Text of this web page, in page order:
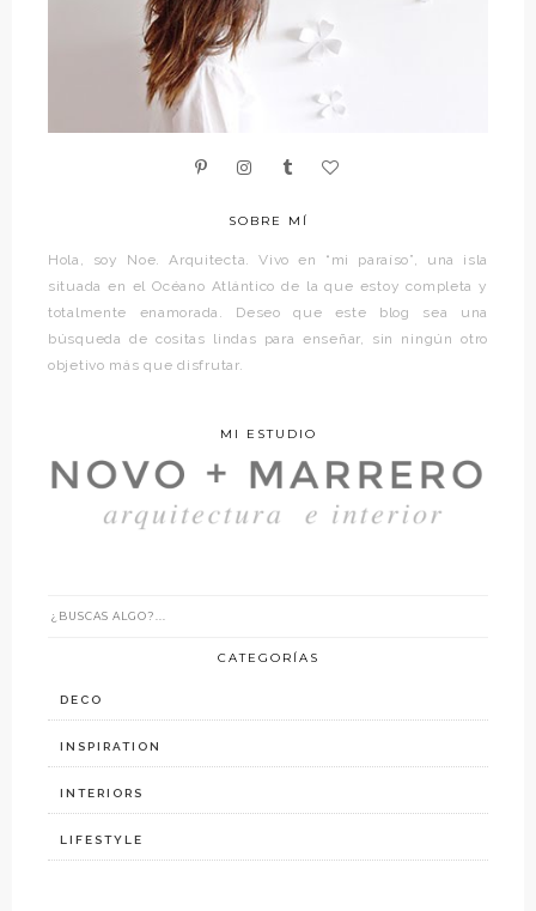
SOBRE MÍ
Hola, soy Noe. Arquitecta. Vivo en “mi paraíso”, una isla
situada en el Océano Atlántico de la que estoy completa y
totalmente enamorada. Deseo que este blog sea una
búsqueda de cositas lindas para enseñar, sin ningún otro
objetivo más que disfrutar.
MI ESTUDIO
CATEGORÍAS
DECO
INSPIRATION
INTERIORS
LIFESTYLE